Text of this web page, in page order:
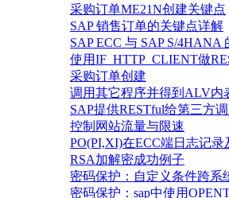
采购订单ME21N创建关键点
SAP 销售订单的关键点详解
SAP ECC 与 SAP S/4HANA
使用IF_HTTP_CLIENT做
采购订单创建
调用其它程序并得到ALV内
SAP提供RESTful给第三方
控制网站流量与限速
PO(PI,XI)在ECC端日志记录
RSA加解密成功例子
密码保护：自定义条件跨系
密码保护：sap中使用